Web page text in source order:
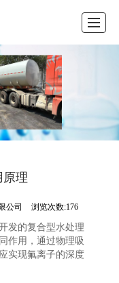
联系我们
原理
公司 浏览次数:176
发的复合型水处理
作用，通过物理吸
实现氟离子的深度